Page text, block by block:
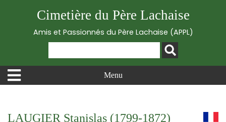
Cimetière du Père Lachaise
Amis et Passionnés du Père Lachaise (APPL)
Menu
LAUGIER Stanislas (1799-1872)